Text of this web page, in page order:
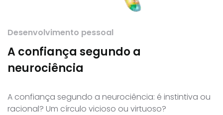
Desenvolvimento pessoal
A confiança segundo a
neurociência
A confiança segundo a neurociência: é instintiva ou
racional? Um círculo vicioso ou virtuoso?